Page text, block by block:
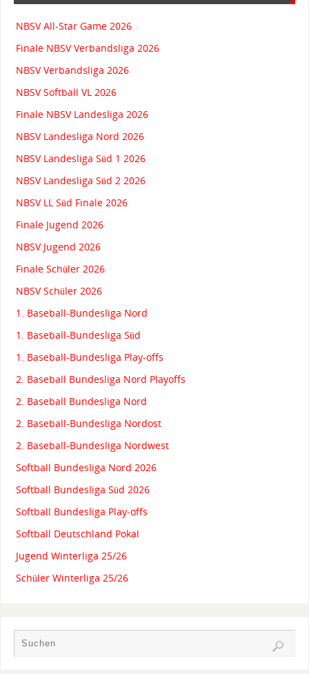
NBSV All-Star Game 2026
Finale NBSV Verbandsliga 2026
NBSV Verbandsliga 2026
NBSV Softball VL 2026
Finale NBSV Landesliga 2026
NBSV Landesliga Nord 2026
NBSV Landesliga Süd 1 2026
NBSV Landesliga Süd 2 2026
NBSV LL Süd Finale 2026
Finale Jugend 2026
NBSV Jugend 2026
Finale Schüler 2026
NBSV Schüler 2026
1. Baseball-Bundesliga Nord
1. Baseball-Bundesliga Süd
1. Baseball-Bundesliga Play-offs
2. Baseball Bundesliga Nord Playoffs
2. Baseball Bundesliga Nord
2. Baseball-Bundesliga Nordost
2. Baseball-Bundesliga Nordwest
Softball Bundesliga Nord 2026
Softball Bundesliga Süd 2026
Softball Bundesliga Play-offs
Softball Deutschland Pokal
Jugend Winterliga 25/26
Schüler Winterliga 25/26